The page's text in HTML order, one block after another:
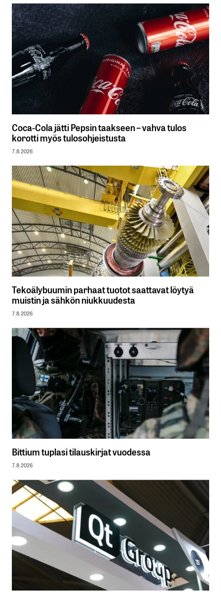
Coca-Cola jätti Pepsin taakseen – vahva tulos
korotti myös tulosohjeistusta
7.8.2026
Tekoälybuumin parhaat tuotot saattavat löytyä
muistin ja sähkön niukkuudesta
7.8.2026
Bittium tuplasi tilauskirjat vuodessa
7.8.2026